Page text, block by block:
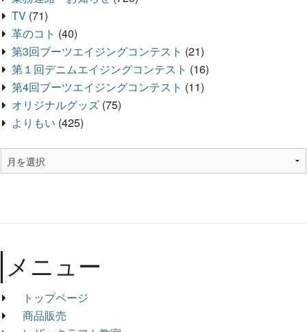
TV (71)
革のコト (40)
第3回ブーツエイジングコンテスト (21)
第１回デニムエイジングコンテスト (16)
第4回ブーツエイジングコンテスト (11)
オリジナルグッズ (75)
よりもい (425)
メニュー
トップページ
商品販売